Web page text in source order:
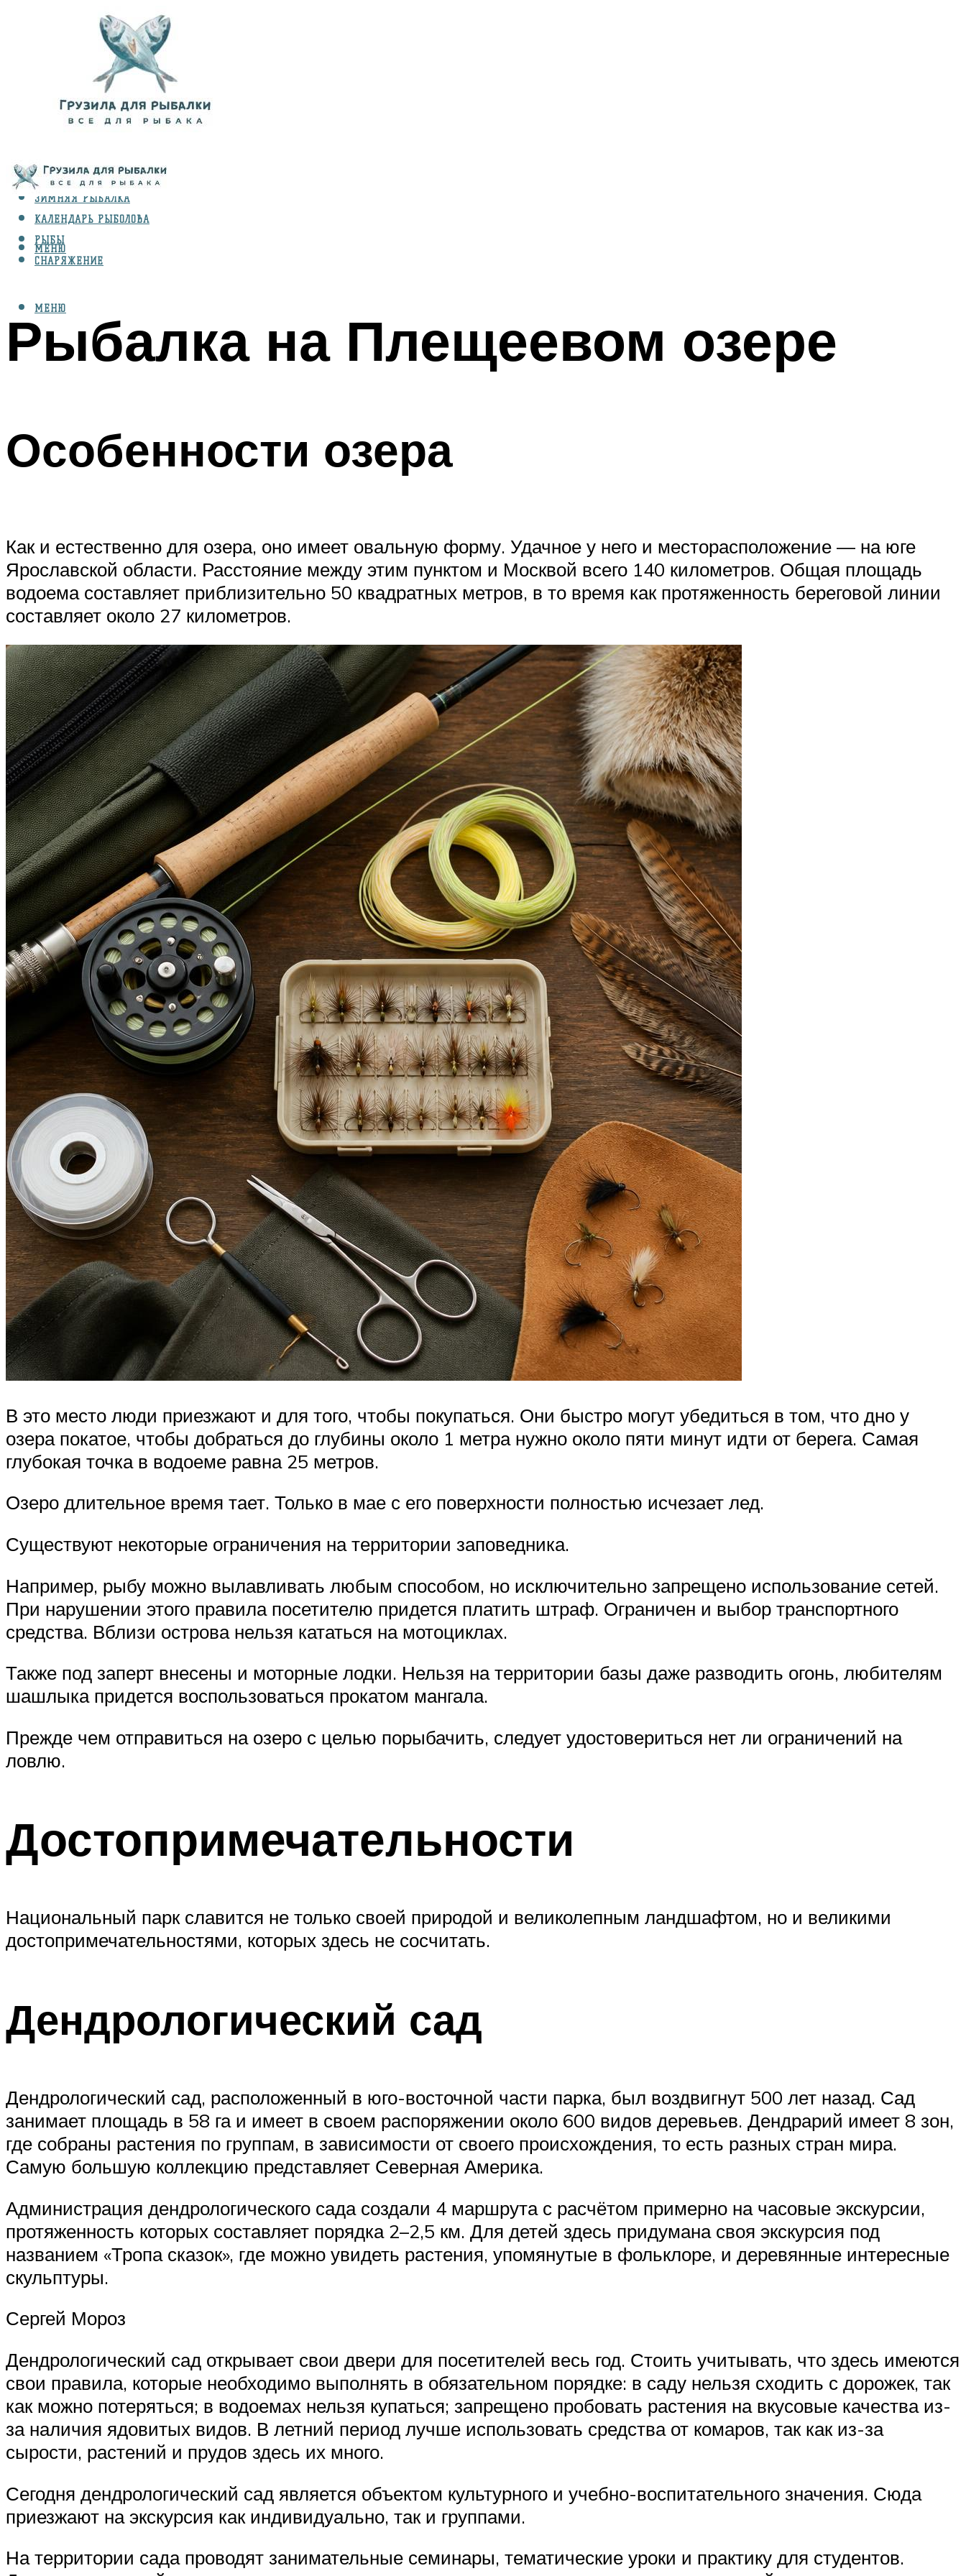
ВИДЫ ЛОВЛИ
ЗИМНЯЯ РЫБАЛКА
КАЛЕНДАРЬ РЫБОЛОВА
РЫБЫ
СНАРЯЖЕНИЕ
МЕНЮ
МЕНЮ
Рыбалка на Плещеевом озере
Особенности озера
Как и естественно для озера, оно имеет овальную форму. Удачное у него и месторасположение — на юге
Ярославской области. Расстояние между этим пунктом и Москвой всего 140 километров. Общая площадь
водоема составляет приблизительно 50 квадратных метров, в то время как протяженность береговой линии
составляет около 27 километров.
В это место люди приезжают и для того, чтобы покупаться. Они быстро могут убедиться в том, что дно у
озера покатое, чтобы добраться до глубины около 1 метра нужно около пяти минут идти от берега. Самая
глубокая точка в водоеме равна 25 метров.
Озеро длительное время тает. Только в мае с его поверхности полностью исчезает лед.
Существуют некоторые ограничения на территории заповедника.
Например, рыбу можно вылавливать любым способом, но исключительно запрещено использование сетей.
При нарушении этого правила посетителю придется платить штраф. Ограничен и выбор транспортного
средства. Вблизи острова нельзя кататься на мотоциклах.
Также под заперт внесены и моторные лодки. Нельзя на территории базы даже разводить огонь, любителям
шашлыка придется воспользоваться прокатом мангала.
Прежде чем отправиться на озеро с целью порыбачить, следует удостовериться нет ли ограничений на
ловлю.
Достопримечательности
Национальный парк славится не только своей природой и великолепным ландшафтом, но и великими
достопримечательностями, которых здесь не сосчитать.
Дендрологический сад
Дендрологический сад, расположенный в юго-восточной части парка, был воздвигнут 500 лет назад. Сад
занимает площадь в 58 га и имеет в своем распоряжении около 600 видов деревьев. Дендрарий имеет 8 зон,
где собраны растения по группам, в зависимости от своего происхождения, то есть разных стран мира.
Самую большую коллекцию представляет Северная Америка.
Администрация дендрологического сада создали 4 маршрута с расчётом примерно на часовые экскурсии,
протяженность которых составляет порядка 2–2,5 км. Для детей здесь придумана своя экскурсия под
названием «Тропа сказок», где можно увидеть растения, упомянутые в фольклоре, и деревянные интересные
скульптуры.
Сергей Мороз
Дендрологический сад открывает свои двери для посетителей весь год. Стоить учитывать, что здесь имеются
свои правила, которые необходимо выполнять в обязательном порядке: в саду нельзя сходить с дорожек, так
как можно потеряться; в водоемах нельзя купаться; запрещено пробовать растения на вкусовые качества из-
за наличия ядовитых видов. В летний период лучше использовать средства от комаров, так как из-за
сырости, растений и прудов здесь их много.
Сегодня дендрологический сад является объектом культурного и учебно-воспитательного значения. Сюда
приезжают на экскурсия как индивидуально, так и группами.
На территории сада проводят занимательные семинары, тематические уроки и практику для студентов.